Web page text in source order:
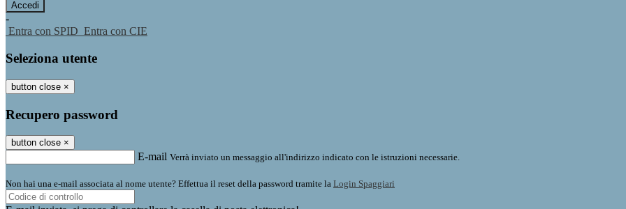
-
Entra con SPID Entra con CIE
Seleziona utente
button close ×
Recupero password
button close ×
E-mail Verrà inviato un messaggio all'indirizzo indicato con le istruzioni necessarie.
Non hai una e-mail associata al nome utente? Effettua il reset della password tramite la Login Spaggiari